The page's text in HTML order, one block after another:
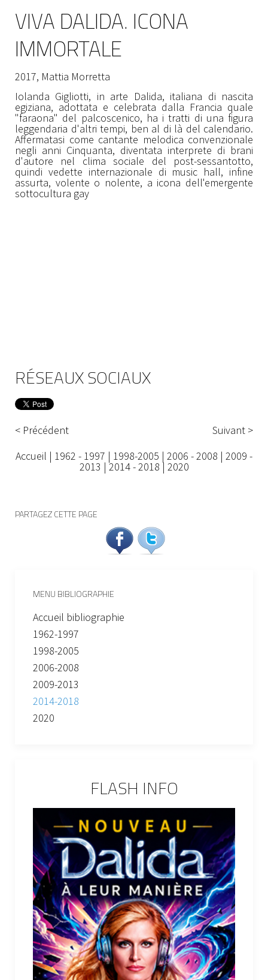
VIVA DALIDA. ICONA
IMMORTALE
2017, Mattia Morretta
Iolanda Gigliotti, in arte Dalida, italiana di nascita
egiziana, adottata e celebrata dalla Francia quale
"faraona" del palcoscenico, ha i tratti di una figura
leggendaria d'altri tempi, ben al di là del calendario.
Affermatasi come cantante melodica convenzionale
negli anni Cinquanta, diventata interprete di brani
d'autore nel clima sociale del post-sessantotto,
quindi vedette internazionale di music hall, infine
assurta, volente o nolente, a icona dell'emergente
sottocultura gay
RÉSEAUX SOCIAUX
< Précédent
Suivant >
Accueil | 1962 - 1997 | 1998-2005 | 2006 - 2008 | 2009 -
2013 | 2014 - 2018 | 2020
PARTAGEZ CETTE PAGE
MENU BIBLIOGRAPHIE
Accueil bibliographie
1962-1997
1998-2005
2006-2008
2009-2013
2014-2018
2020
FLASH INFO